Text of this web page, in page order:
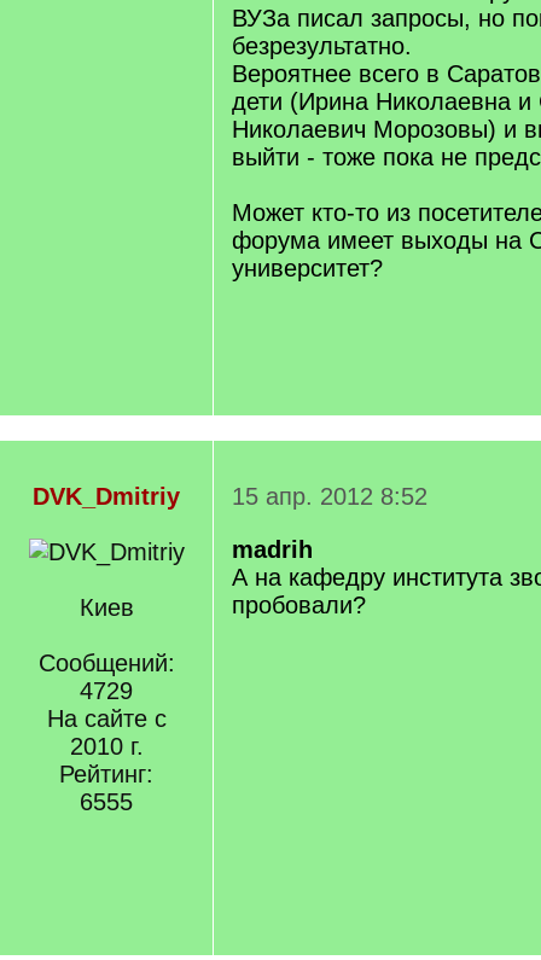
ВУЗа писал запросы, но
безрезультатно.
Вероятнее всего в
дети (Ирина Николаевна и
Николаевич Морозовы) и
выйти - тоже пока не
Может кто-то из
форума имеет выходы на
университет?
DVK_Dmitriy
Киев
Сообщений:
4729
На сайте с
2010 г.
Рейтинг:
6555
15 апр. 2012 8:52
madrih
А на кафедру института
пробовали?